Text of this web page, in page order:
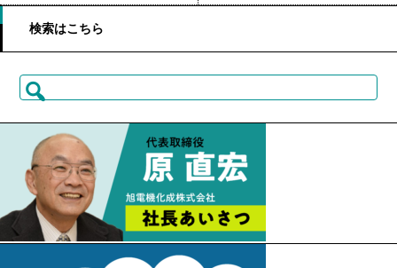
検索はこちら
検
索: